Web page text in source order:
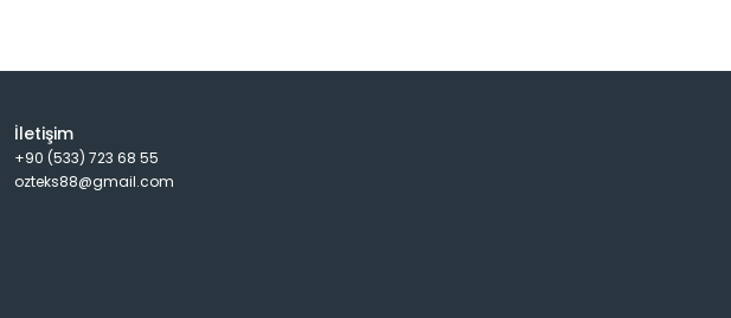
İletişim
+90 (533) 723 68 55
ozteks88@gmail.com